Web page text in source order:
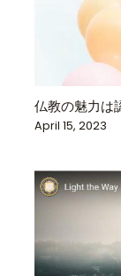
仏教の魅力は
April 15, 2023